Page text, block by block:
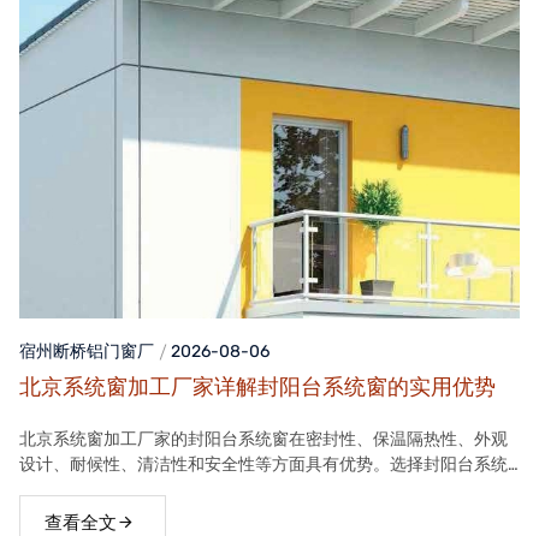
宿州断桥铝门窗厂 2026-08-06
北京系统窗加工厂家详解封阳台系统窗的实用优势
北京系统窗加工厂家的封阳台系统窗在密封性、保温隔热性、外观
设计、耐候性、清洁性和安全性等方面具有优势。选择封阳台系统
体验。
查看全文